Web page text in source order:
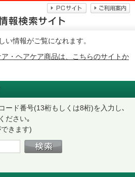
い情報がご覧になれます。
・ヘアケア商品は、こちらのサイトか
ード番号(13桁もしくは8桁)を入力し､
ださい｡
きます)